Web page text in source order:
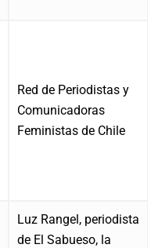
Red de Periodistas y
Comunicadoras
Feministas de Chile
Luz Rangel, periodista
de El Sabueso, la